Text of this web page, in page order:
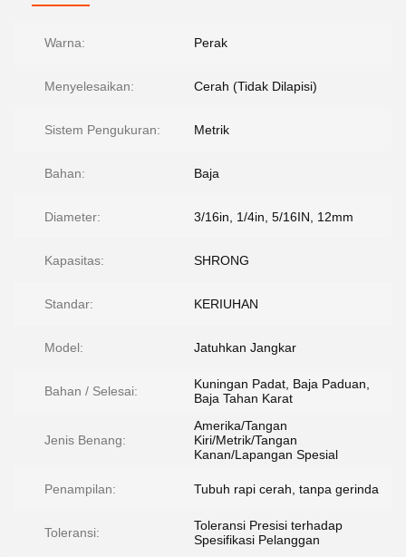
Warna: Perak
Menyelesaikan: Cerah (Tidak Dilapisi)
Sistem Pengukuran: Metrik
Bahan: Baja
Diameter: 3/16in, 1/4in, 5/16IN, 12mm
Kapasitas: SHRONG
Standar: KERIUHAN
Model: Jatuhkan Jangkar
Bahan / Selesai:
Kuningan Padat, Baja Paduan,
Baja Tahan Karat
Jenis Benang:
Amerika/Tangan
Kiri/Metrik/Tangan
Kanan/Lapangan Spesial
Penampilan: Tubuh rapi cerah, tanpa gerinda
Toleransi:
Toleransi Presisi terhadap
Spesifikasi Pelanggan